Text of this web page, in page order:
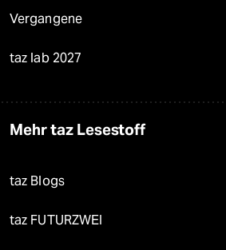
Vergangene
taz lab 2027
Mehr taz Lesestoff
taz Blogs
taz FUTURZWEI